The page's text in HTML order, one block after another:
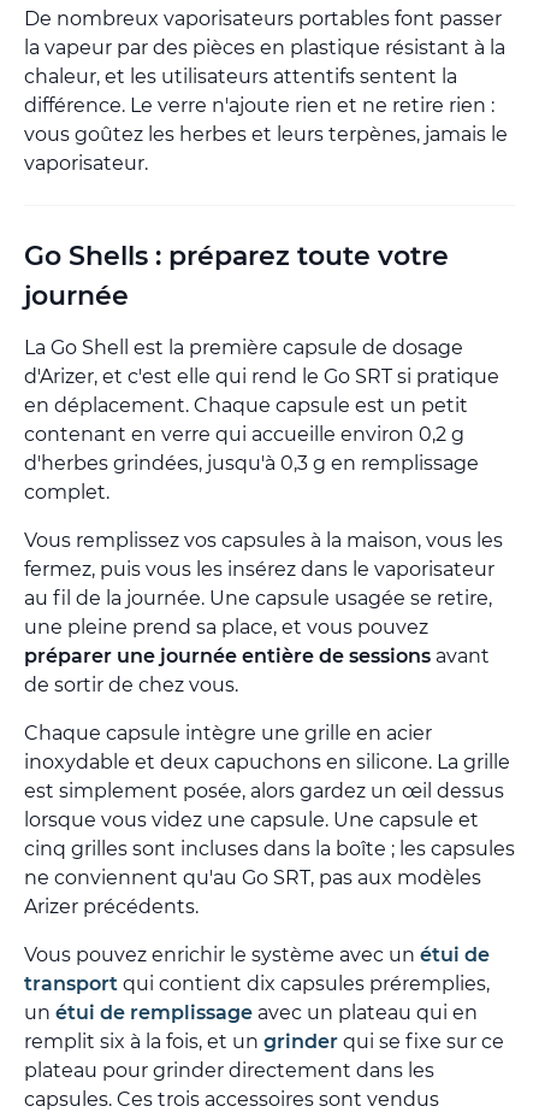
De nombreux vaporisateurs portables font passer
la vapeur par des pièces en plastique résistant à la
chaleur, et les utilisateurs attentifs sentent la
différence. Le verre n'ajoute rien et ne retire rien :
vous goûtez les herbes et leurs terpènes, jamais le
vaporisateur.
Go Shells : préparez toute votre
journée
La Go Shell est la première capsule de dosage
d'Arizer, et c'est elle qui rend le Go SRT si pratique
en déplacement. Chaque capsule est un petit
contenant en verre qui accueille environ 0,2 g
d'herbes grindées, jusqu'à 0,3 g en remplissage
complet.
Vous remplissez vos capsules à la maison, vous les
fermez, puis vous les insérez dans le vaporisateur
au fil de la journée. Une capsule usagée se retire,
une pleine prend sa place, et vous pouvez
préparer une journée entière de sessions avant
de sortir de chez vous.
Chaque capsule intègre une grille en acier
inoxydable et deux capuchons en silicone. La grille
est simplement posée, alors gardez un œil dessus
lorsque vous videz une capsule. Une capsule et
cinq grilles sont incluses dans la boîte ; les capsules
ne conviennent qu'au Go SRT, pas aux modèles
Arizer précédents.
Vous pouvez enrichir le système avec un étui de
transport qui contient dix capsules préremplies,
un étui de remplissage avec un plateau qui en
remplit six à la fois, et un grinder qui se fixe sur ce
plateau pour grinder directement dans les
capsules. Ces trois accessoires sont vendus